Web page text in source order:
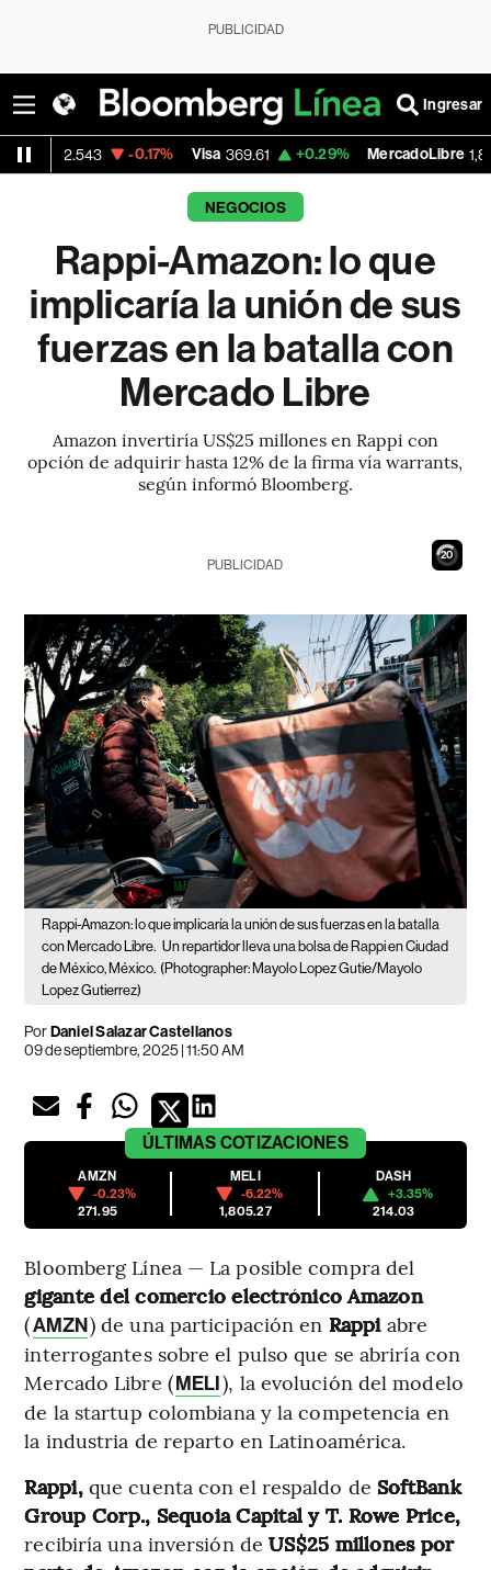
PUBLICIDAD
Ingresar
-0.17% Visa 369.61 +0.29% MercadoLibre 1,802.28 -
NEGOCIOS
Rappi-Amazon: lo que
implicaría la unión de sus
fuerzas en la batalla con
Mercado Libre
Amazon invertiría US$25 millones en Rappi con
opción de adquirir hasta 12% de la firma vía warrants,
según informó Bloomberg.
19
PUBLICIDAD
Rappi-Amazon: lo que implicaría la unión de sus fuerzas en la batalla
con Mercado Libre. Un repartidor lleva una bolsa de Rappi en Ciudad
de México, México. (Photographer: Mayolo Lopez Gutie/Mayolo
Lopez Gutierrez)
PorDaniel Salazar Castellanos
09 de septiembre, 2025 | 11:50 AM
ÚLTIMAS COTIZACIONES
AMZN
-0.23%
271.95
MELI
-6.22%
1,805.27
DASH
+3.35%
214.03
Bloomberg Línea — La posible compra del
gigante del comercio electrónico Amazon
(AMZN) de una participación en Rappi abre
interrogantes sobre el pulso que se abriría con
Mercado Libre (MELI), la evolución del modelo
de la startup colombiana y la competencia en
la industria de reparto en Latinoamérica.
Rappi,que cuenta con el respaldo de SoftBank
Group Corp., Sequoia Capital y T. Rowe Price,
recibiría una inversión deUS$25 millones por